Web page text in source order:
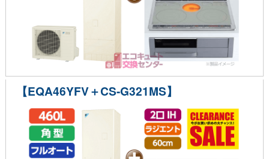
【EQA46YFV＋CS-G321MS】